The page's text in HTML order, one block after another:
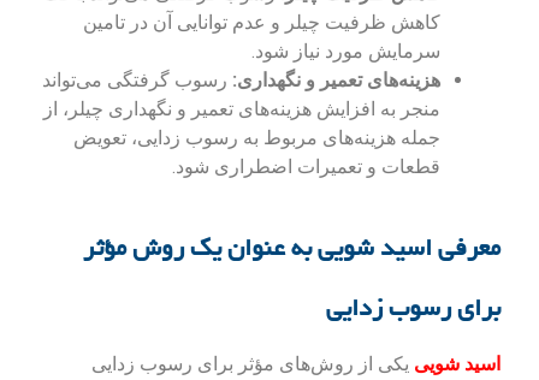
کاهش ظرفیت چیلر و عدم توانایی آن در تامین
سرمایش مورد نیاز شود.
هزینه‌های تعمیر و نگهداری: رسوب گرفتگی می‌تواند
منجر به افزایش هزینه‌های تعمیر و نگهداری چیلر، از
جمله هزینه‌های مربوط به رسوب زدایی، تعویض
قطعات و تعمیرات اضطراری شود.
معرفی اسید شویی به عنوان یک روش مؤثر
برای رسوب زدایی
اسید شویی یکی از روش‌های مؤثر برای رسوب زدایی